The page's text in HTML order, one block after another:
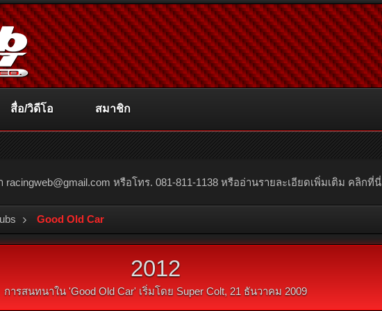
racingweb@gmail.com หรือโทร. 081-811-1138 หรืออ่านรายละเอียดเพิ่มเติม คลิกที่นี่
Good Old Car
2012
การสนทนาใน 'Good Old Car' เริ่มโดย Super Colt, 21 ธันวาคม 2009
สื่อ/วิดีโอ สมาชิก